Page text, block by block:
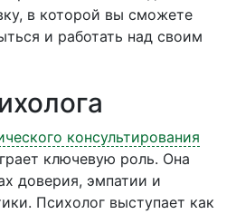
в которой вы сможете
и работать над своим
консультирования
ключевую роль. Она
доверия, эмпатии и
Психолог выступает как